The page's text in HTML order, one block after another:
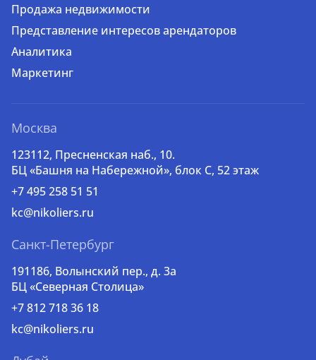
Продажа недвижимости
Представление интересов арендаторов
Аналитика
Маркетинг
Москва
123112, Пресненская наб., 10.
БЦ «Башня на Набережной», блок С, 52 этаж
+7 495 258 51 51
kc@nikoliers.ru
Санкт-Петербург
191186, Волынский пер., д. 3a
БЦ «Северная Столица»
+7 812 718 36 18
kc@nikoliers.ru